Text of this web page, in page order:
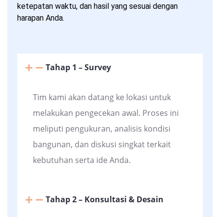
ketepatan waktu, dan hasil yang sesuai dengan
harapan Anda.
Tahap 1 – Survey
Tim kami akan datang ke lokasi untuk
melakukan pengecekan awal. Proses ini
meliputi pengukuran, analisis kondisi
bangunan, dan diskusi singkat terkait
kebutuhan serta ide Anda.
Tahap 2 – Konsultasi & Desain